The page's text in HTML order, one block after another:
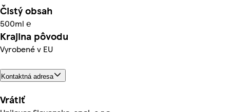
Čistý obsah
500ml ℮
Krajina pôvodu
Vyrobené v EU
Kontaktná adresa
Vrátiť